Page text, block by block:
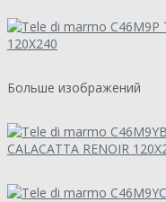
Больше изображений